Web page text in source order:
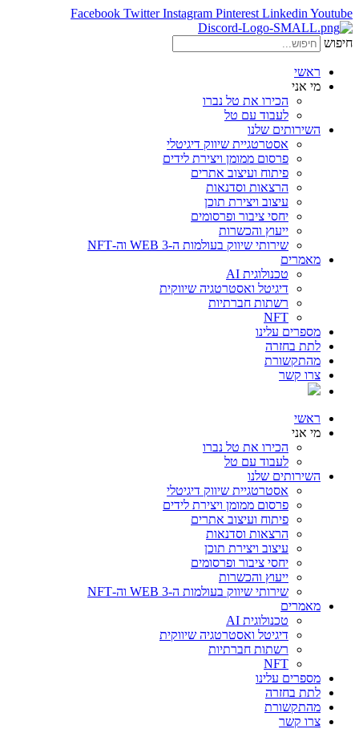
Facebook Twitter Instagram Pinterest Linkedin Youtube
חיפוש
ראשי
מי אני
הכירו את טל נברו
לעבוד עם טל
השירותים שלנו
אסטרטגיית שיווק דיגיטלי
פרסום ממומן ויצירת לידים
פיתוח ועיצוב אתרים
הרצאות וסדנאות
עיצוב ויצירת תוכן
יחסי ציבור ופרסומים
ייעוץ והכשרות
שירותי שיווק בעולמות ה-WEB 3 וה-NFT
מאמרים
טכנולוגית AI
דיגיטל ואסטרטגיה שיווקית
רשתות חברתיות
NFT
מספרים עלינו
לתת בחזרה
מהתקשורת
צרו קשר
ראשי
מי אני
הכירו את טל נברו
לעבוד עם טל
השירותים שלנו
אסטרטגיית שיווק דיגיטלי
פרסום ממומן ויצירת לידים
פיתוח ועיצוב אתרים
הרצאות וסדנאות
עיצוב ויצירת תוכן
יחסי ציבור ופרסומים
ייעוץ והכשרות
שירותי שיווק בעולמות ה-WEB 3 וה-NFT
מאמרים
טכנולוגית AI
דיגיטל ואסטרטגיה שיווקית
רשתות חברתיות
NFT
מספרים עלינו
לתת בחזרה
מהתקשורת
צרו קשר